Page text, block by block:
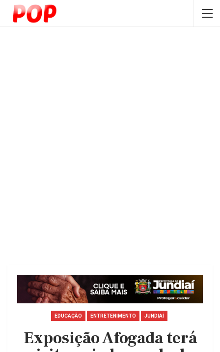
EDUCAÇÃO ENTRETENIMENTO JUNDIAÍ
Exposição Afogada terá